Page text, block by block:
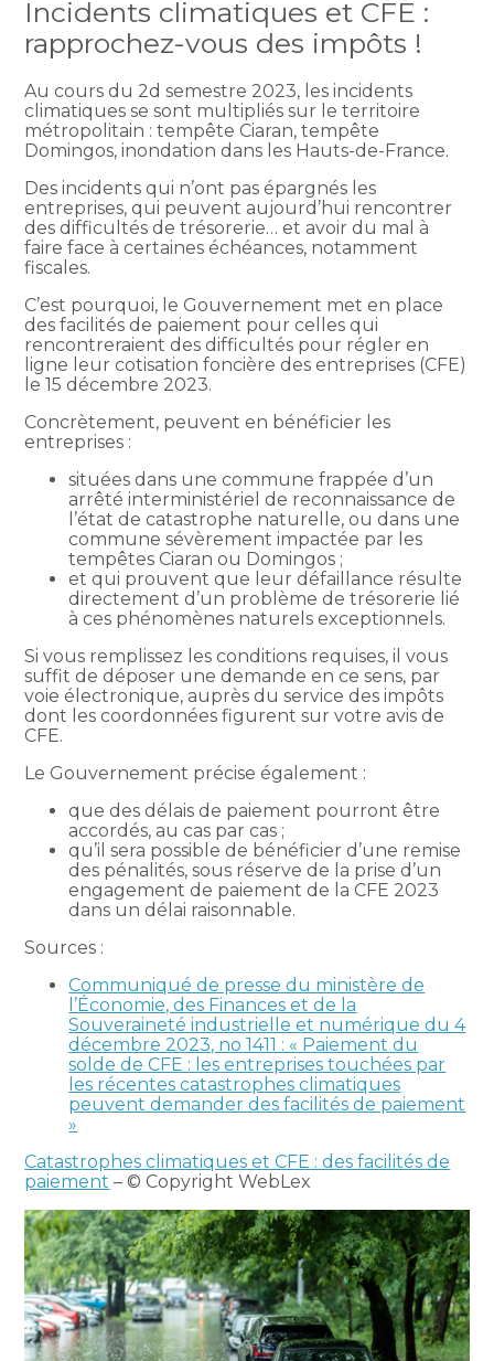
Incidents climatiques et CFE :
rapprochez-vous des impôts !
Au cours du 2d semestre 2023, les incidents
climatiques se sont multipliés sur le territoire
métropolitain : tempête Ciaran, tempête
Domingos, inondation dans les Hauts-de-France.
Des incidents qui n’ont pas épargnés les
entreprises, qui peuvent aujourd’hui rencontrer
des difficultés de trésorerie… et avoir du mal à
faire face à certaines échéances, notamment
fiscales.
C’est pourquoi, le Gouvernement met en place
des facilités de paiement pour celles qui
rencontreraient des difficultés pour régler en
ligne leur cotisation foncière des entreprises (CFE)
le 15 décembre 2023.
Concrètement, peuvent en bénéficier les
entreprises :
situées dans une commune frappée d’un
arrêté interministériel de reconnaissance de
l’état de catastrophe naturelle, ou dans une
commune sévèrement impactée par les
tempêtes Ciaran ou Domingos ;
et qui prouvent que leur défaillance résulte
directement d’un problème de trésorerie lié
à ces phénomènes naturels exceptionnels.
Si vous remplissez les conditions requises, il vous
suffit de déposer une demande en ce sens, par
voie électronique, auprès du service des impôts
dont les coordonnées figurent sur votre avis de
CFE.
Le Gouvernement précise également :
que des délais de paiement pourront être
accordés, au cas par cas ;
qu’il sera possible de bénéficier d’une remise
des pénalités, sous réserve de la prise d’un
engagement de paiement de la CFE 2023
dans un délai raisonnable.
Sources :
Communiqué de presse du ministère de
l’Économie, des Finances et de la
Souveraineté industrielle et numérique du 4
décembre 2023, no 1411 : « Paiement du
solde de CFE : les entreprises touchées par
les récentes catastrophes climatiques
peuvent demander des facilités de paiement
»
Catastrophes climatiques et CFE : des facilités de
paiement – © Copyright WebLex